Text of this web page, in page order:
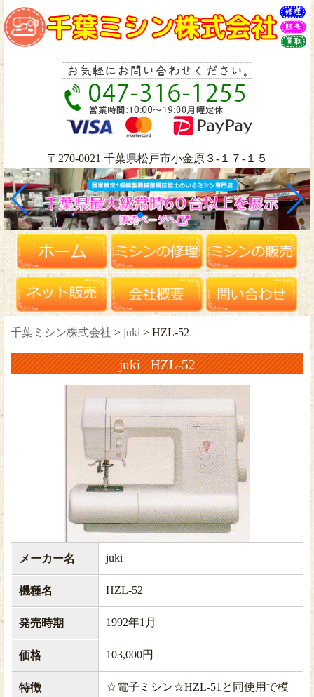
〒270-0021 千葉県松戸市小金原３-１７-１５
千葉ミシン株式会社 > juki > HZL-52
juki HZL-52
メーカー名 juki
機種名 HZL-52
発売時期 1992年1月
価格 103,000円
特徴
☆電子ミシン☆HZL-51と同使用で模